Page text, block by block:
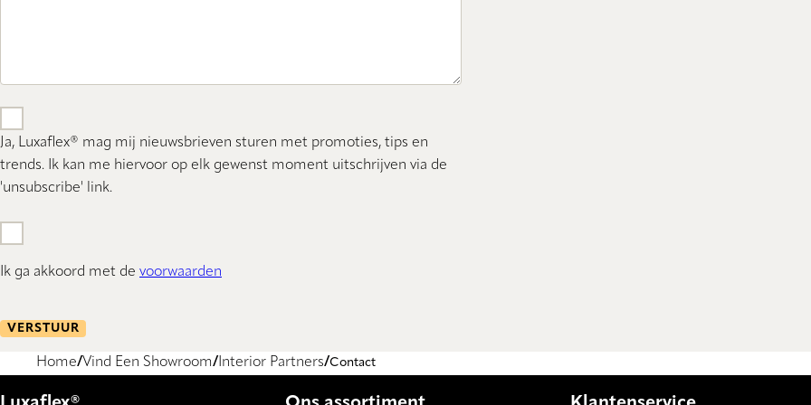
Ja, Luxaflex® mag mij nieuwsbrieven sturen met promoties, tips en
trends. Ik kan me hiervoor op elk gewenst moment uitschrijven via de
'unsubscribe' link.
Ik ga akkoord met de voorwaarden
VERSTUUR
Home Vind Een Showroom Interior Partners Contact